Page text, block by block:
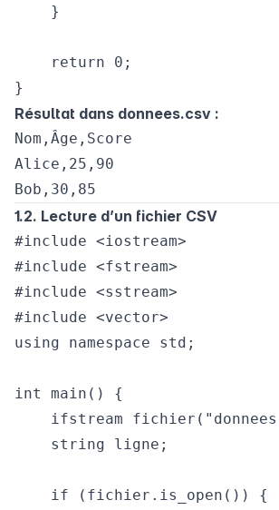
    }
    return 0;
Résultat dans donnees.csv :
Nom,Âge,Score
Alice,25,90
1.2. Lecture d’un fichier CSV
#include <iostream>
#include <fstream>
#include <sstream>
#include <vector>
using namespace std;
int main() {
ifstream
    string ligne;
    if (fichier.is_open()) {